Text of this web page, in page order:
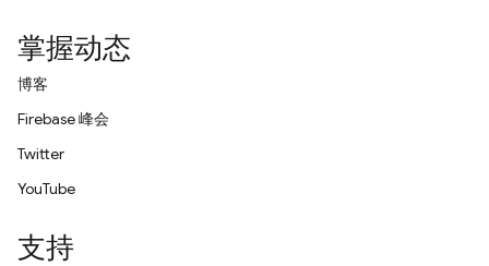
掌握动态
博客
Firebase 峰会
Twitter
YouTube
支持